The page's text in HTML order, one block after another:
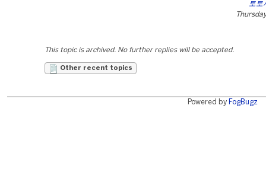
토토
This topic is archived. No further replies will be accepted.
Other recent topics
Powered by FogBugz